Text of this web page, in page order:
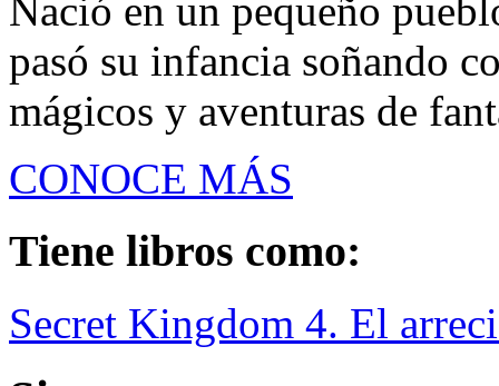
Nació en un pequeño
pasó su infancia soñando
mágicos y aventuras de
CONOCE MÁS
Tiene libros como:
Secret Kingdom 4. El